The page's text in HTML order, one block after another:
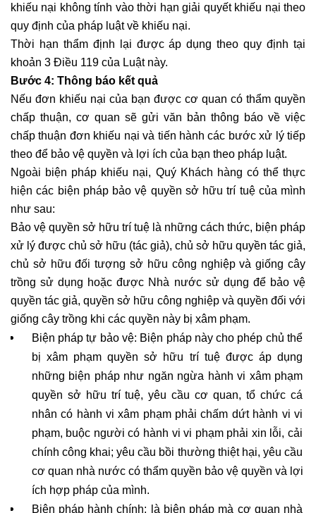
khiếu nại không tính vào thời hạn giải quyết khiếu nại theo
quy định của pháp luật về khiếu nại.
Thời hạn thẩm định lại được áp dụng theo quy định tại
khoản 3 Điều 119 của Luật này.
Bước 4: Thông báo kết quả
Nếu đơn khiếu nại của bạn được cơ quan có thẩm quyền
chấp thuận, cơ quan sẽ gửi văn bản thông báo về việc
chấp thuận đơn khiếu nại và tiến hành các bước xử lý tiếp
theo để bảo vệ quyền và lợi ích của bạn theo pháp luật.
Ngoài biện pháp khiếu nại, Quý Khách hàng có thể thực
hiện các biện pháp bảo vệ quyền sở hữu trí tuệ của mình
như sau:
Bảo vệ quyền sở hữu trí tuệ là những cách thức, biện pháp
xử lý được chủ sở hữu (tác giả), chủ sở hữu quyền tác giả,
chủ sở hữu đối tượng sở hữu công nghiệp và giống cây
trồng sử dụng hoặc được Nhà nước sử dụng để bảo vệ
quyền tác giả, quyền sở hữu công nghiệp và quyền đối với
giống cây trồng khi các quyền này bị xâm phạm.
Biện pháp tự bảo vệ: Biện pháp này cho phép chủ thể
bị xâm phạm quyền sở hữu trí tuệ được áp dụng
những biện pháp như ngăn ngừa hành vi xâm phạm
quyền sở hữu trí tuệ, yêu cầu cơ quan, tổ chức cá
nhân có hành vi xâm phạm phải chấm dứt hành vi vi
phạm, buộc người có hành vi vi phạm phải xin lỗi, cải
chính công khai; yêu cầu bồi thường thiệt hại, yêu cầu
cơ quan nhà nước có thẩm quyền bảo vệ quyền và lợi
ích hợp pháp của mình.
Biện pháp hành chính: là biện pháp mà cơ quan nhà